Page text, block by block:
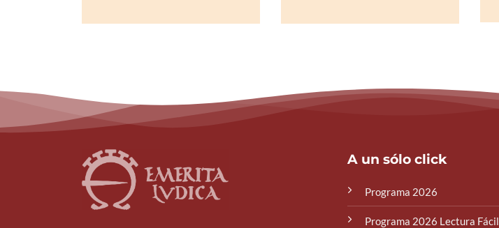
A un sólo click
Programa 2026
Programa 2026 Lectura Fácil